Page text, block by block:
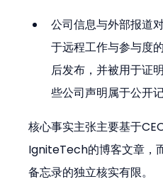
公司信息与外部报道
于远程工作与参与度
后发布，并被用于证
些公司声明属于公开
核心事实主张主要基于
IgniteTech的博客文章，
备忘录的独立核实有限。